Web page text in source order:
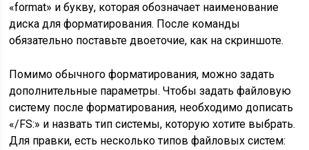
«format» и букву, которая обозначает наименование
диска для форматирования. После команды
обязательно поставьте двоеточие, как на скриншоте.
Помимо обычного форматирования, можно задать
дополнительные параметры. Чтобы задать файловую
систему после форматирования, необходимо дописать
«/FS:» и назвать тип системы, которую хотите выбрать.
Для правки, есть несколько типов файловых систем: